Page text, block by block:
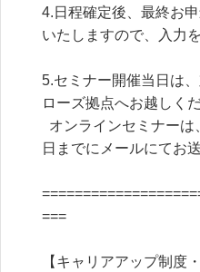
4.日程確定後、最終お
いたしますので、入力
5.セミナー開催当日は
ローズ拠点へお越しくだ
日までにメールにてお
===
【キャリアアップ制度